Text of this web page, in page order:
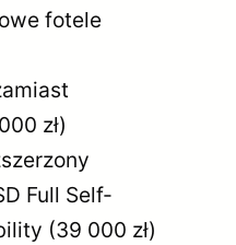
fotele
zł)
Full Self-
(39 000 zł)